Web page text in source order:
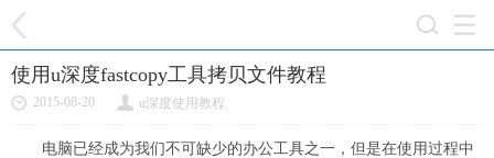
使用u深度fastcopy工具拷贝文件教程
2015-08-20 u深度使用教程
电脑已经成为我们不可缺少的办公工具之一，但是在使用过程中